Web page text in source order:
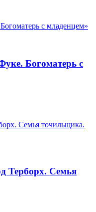
Богоматерь с
Терборх. Семья